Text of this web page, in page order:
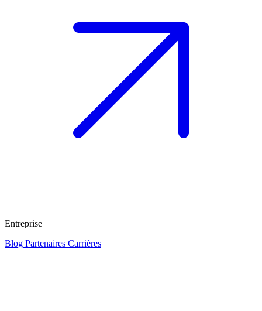
Entreprise
Blog Partenaires Carrières